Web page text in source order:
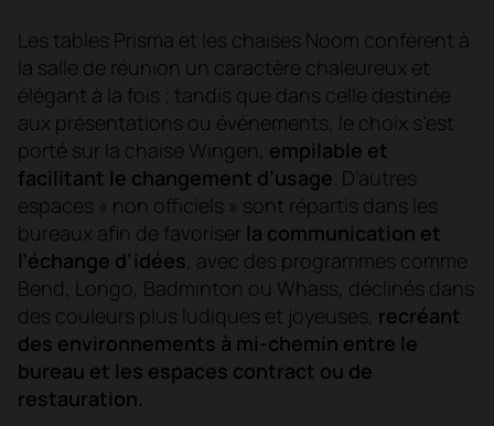
Les tables Prisma et les chaises Noom confèrent à
la salle de réunion un caractère chaleureux et
élégant à la fois ; tandis que dans celle destinée
aux présentations ou événements, le choix s’est
porté sur la chaise Wingen, empilable et
facilitant le changement d’usage. D’autres
espaces « non officiels » sont répartis dans les
bureaux afin de favoriser la communication et
l’échange d’idées, avec des programmes comme
Bend, Longo, Badminton ou Whass, déclinés dans
des couleurs plus ludiques et joyeuses, recréant
des environnements à mi-chemin entre le
bureau et les espaces contract ou de
restauration.